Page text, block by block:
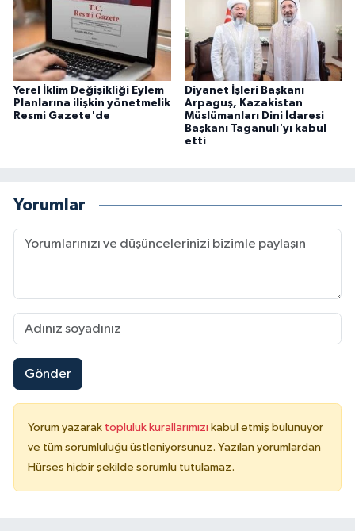
Yerel İklim Değişikliği Eylem
Planlarına ilişkin yönetmelik
Resmi Gazete'de
Diyanet İşleri Başkanı
Arpaguş, Kazakistan
Müslümanları Dini İdaresi
Başkanı Taganulı'yı kabul
etti
Yorumlar
Gönder
Yorum yazarak topluluk kurallarımızı kabul etmiş bulunuyor
ve tüm sorumluluğu üstleniyorsunuz. Yazılan yorumlardan
Hürses hiçbir şekilde sorumlu tutulamaz.